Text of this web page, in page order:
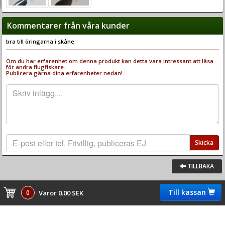
Kommentarer från våra kunder
bra till öringarna i skåne
Om du har erfarenhet om denna produkt kan detta vara intressant att läsa
för andra flugfiskare.
Publicera gärna dina erfarenheter nedan!
Skicka
TILLBAKA
0 Varor 0.00 SEK Till kassan